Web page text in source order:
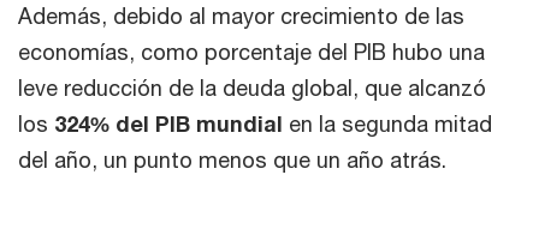
Además, debido al mayor crecimiento de las
economías, como porcentaje del PIB hubo una
leve reducción de la deuda global, que alcanzó
los 324% del PIB mundial en la segunda mitad
del año, un punto menos que un año atrás.